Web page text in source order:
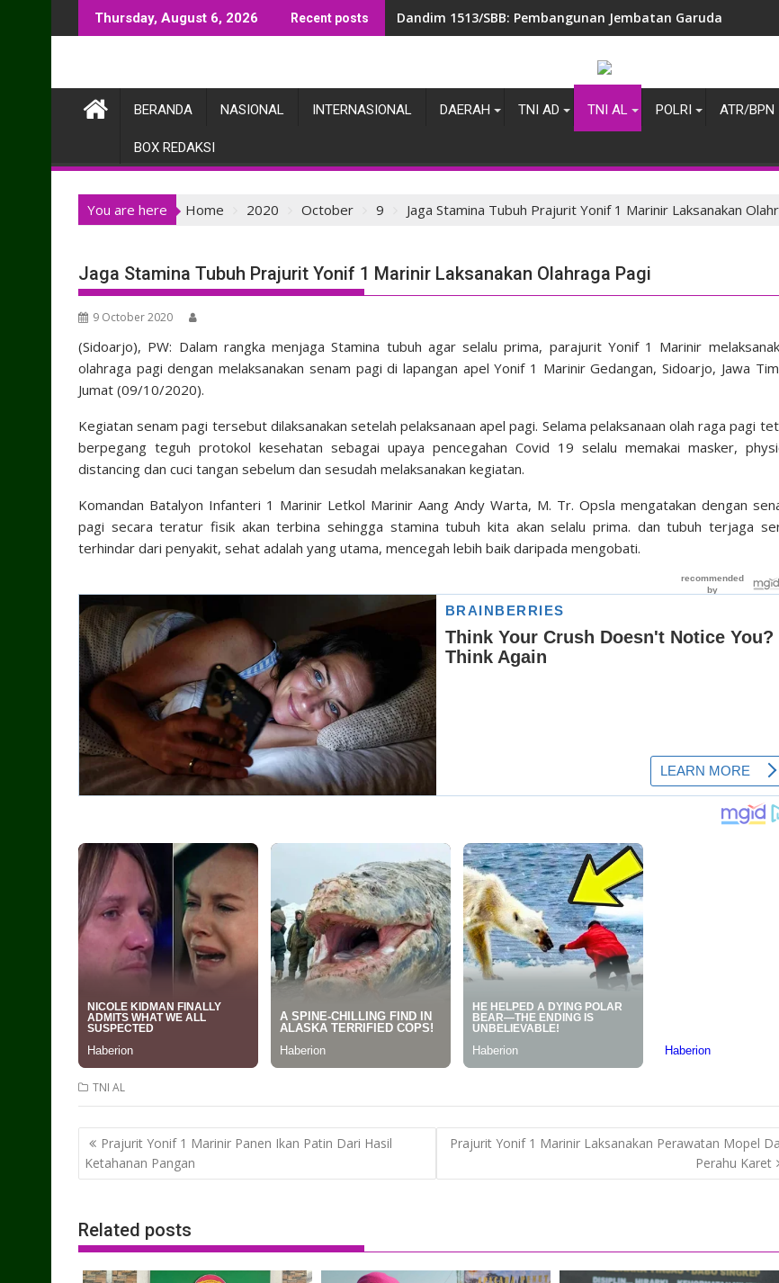
to
Thursday, August 6, 2026 Recent posts Dandim 1513/SBB: Pembangunan Jembatan Garuda di Luhu
BERANDA NASIONAL INTERNASIONAL DAERAH TNI AD TNI AL POLRI ATR/BPN
BOX REDAKSI
You are here Home 2020 October 9 Jaga Stamina Tubuh Prajurit Yonif 1 Marinir Laksanakan
Jaga Stamina Tubuh Prajurit Yonif 1 Marinir Laksanakan Olahraga Pagi
9 October 2020
(Sidoarjo), PW: Dalam rangka menjaga Stamina tubuh agar selalu prima, parajurit Yonif 1 Marinir
olahraga pagi dengan melaksanakan senam pagi di lapangan apel Yonif 1 Marinir Gedangan, Sidoarjo, Jawa
Jumat (09/10/2020).
Kegiatan senam pagi tersebut dilaksanakan setelah pelaksanaan apel pagi. Selama pelaksanaan olah raga pagi
berpegang teguh protokol kesehatan sebagai upaya pencegahan Covid 19 selalu memakai masker,
distancing dan cuci tangan sebelum dan sesudah melaksanakan kegiatan.
Komandan Batalyon Infanteri 1 Marinir Letkol Marinir Aang Andy Warta, M. Tr. Opsla mengatakan dengan
pagi secara teratur fisik akan terbina sehingga stamina tubuh kita akan selalu prima. dan tubuh terjaga
terhindar dari penyakit, sehat adalah yang utama, mencegah lebih baik daripada mengobati.
TNI AL
Post
navigation
Prajurit Yonif 1 Marinir Panen Ikan Patin Dari Hasil
Ketahanan Pangan
Prajurit Yonif 1 Marinir Laksanakan Perawatan Mopel
Perahu Karet
Related posts